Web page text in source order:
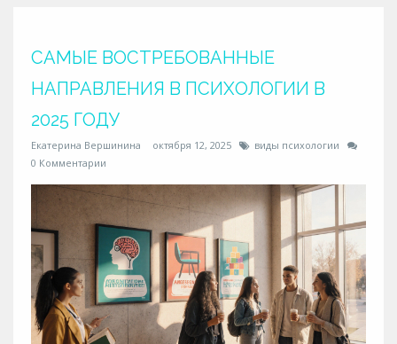
САМЫЕ ВОСТРЕБОВАННЫЕ
НАПРАВЛЕНИЯ В ПСИХОЛОГИИ В
2025 ГОДУ
Екатерина Вершинина октября 12, 2025
виды психологии
0 Комментарии